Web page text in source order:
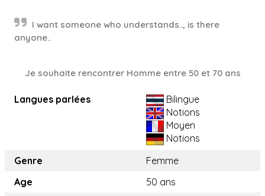
I want someone who understands.., is there
anyone..
Je souhaite rencontrer Homme entre 50 et 70 ans
Langues parlées
Bilingue
Notions
Moyen
Notions
Genre
Femme
Age
50 ans